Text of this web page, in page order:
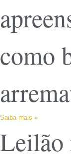
como
Saiba mais »
Leilão